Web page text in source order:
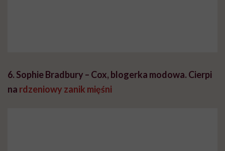
6. Sophie Bradbury – Cox, blogerka modowa. Cierpi
na rdzeniowy zanik mięśni